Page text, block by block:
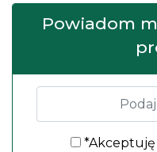
Powiadom
*Akceptuję